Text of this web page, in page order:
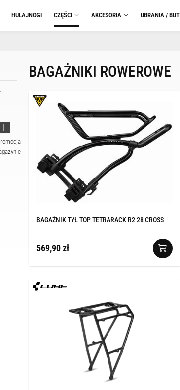
HULAJNOGI CZĘŚCI AKCESORIA UBRANIA /
BAGAŻNIKI ROWEROWE
BAGAŻNIK TYŁ TOP TETRARACK R2 28 CROSS
569,90 zł